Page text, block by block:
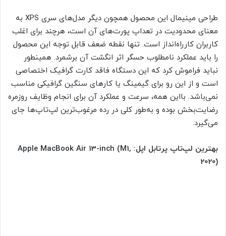
طراحی مینیمال این محصول همچون دیگر مدل‌های سری XPS به
معنای محدودیت در تعداپ پورت‌های آن است، هرچند برای اغلب
کاربران کار‌راه‌انداز است. تنها نقطه ضعف قابل توجه این محصول
را باید عملکرد نامطلوب حسگر اثر انگشت آن برشمرد. همینطور
نباید فراموش کرد که این دستگاه فاقد کارت گرافیک اختصاصی
است و از این رو برای گیمینگ یا کارهای سنگین گرافیکی مناسب
نمی‌باشد. بااین همه، سرعت و عملکرد آن برای انجام وظایف روزمره
رضایت‌بخش بوده و به‌طور کلی در رده مرغوب‌ترین لپ‌تاپ‌ها جای
می‌گیرد.
بهترین لپ‌تاپ پرتابل اپل: Apple MacBook Air 13-inch (M1,
2020)